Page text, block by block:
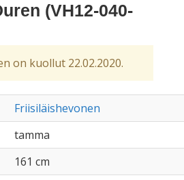
(VH12-040-
on kuollut 22.02.2020.
Friisiläishevonen
tamma
161 cm